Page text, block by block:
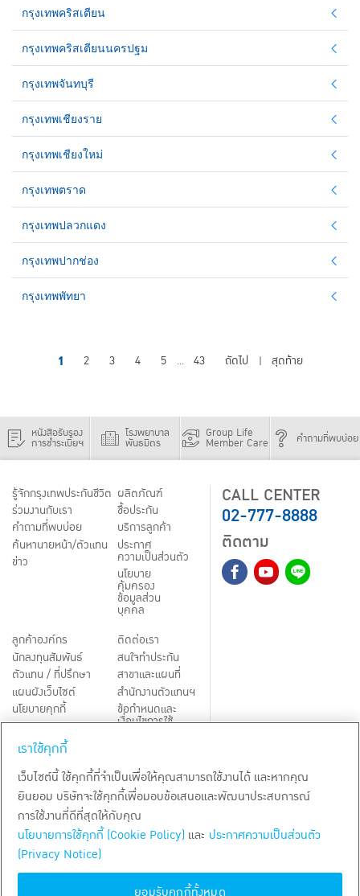
กรุงเทพคริสเตียน
กรุงเทพคริสเตียนนครปฐม
กรุงเทพจันทบุรี
กรุงเทพเชียงราย
กรุงเทพเชียงใหม่
กรุงเทพตราด
กรุงเทพปลวกแดง
กรุงเทพปากช่อง
กรุงเทพพัทยา
1 2 3 4 5 ... 43 ถัดไป | สุดท้าย
หนังสือรับรอง
การชำระเบี้ยฯ
โรงพยาบาล
พันธมิตร
Group Life
Member Care คำถามที่พบบ่อย
รู้จักกรุงเทพประกันชีวิต
ร่วมงานกับเรา
คำถามที่พบบ่อย
ค้นหานายหน้า/ตัวแทน
ข่าว
ผลิตภัณฑ์
ชื้อประกัน
บริการลูกค้า
ประกาศ
ความเป็นส่วนตัว
นโยบาย
คุ้มครอง
ข้อมูลส่วน
บุคคล
ลูกค้าองค์กร
นักลงทุนสัมพันธ์
ตัวแทน / ที่ปรึกษา
แผนผังเว็บไซต์
นโยบายคุกกี้
Third-Party Notices
ติดต่อเรา
สนใจทำประกัน
สาขาและแผนที่
สำนักงานตัวแทนฯ
ข้อกำหนดและ
เงื่อนไขการใช้
CALL CENTER
02-777-8888
ติดตาม
TH EN
สงวนลิขสิทธิ์ พ.ศ.2569
เราใช้คุกกี้
เว็บไซต์นี้ ใช้คุกกี้ที่จำเป็นเพื่อให้คุณสามารถใช้งานได้ และหากคุณ
ยินยอม บริษัทจะใช้คุกกี้เพื่อมอบข้อเสนอและพัฒนาประสบการณ์
การใช้งานที่ดีที่สุดให้กับคุณ
นโยบายการใช้คุกกี้ (Cookie Policy) และ ประกาศความเป็นส่วนตัว
(Privacy Notice)